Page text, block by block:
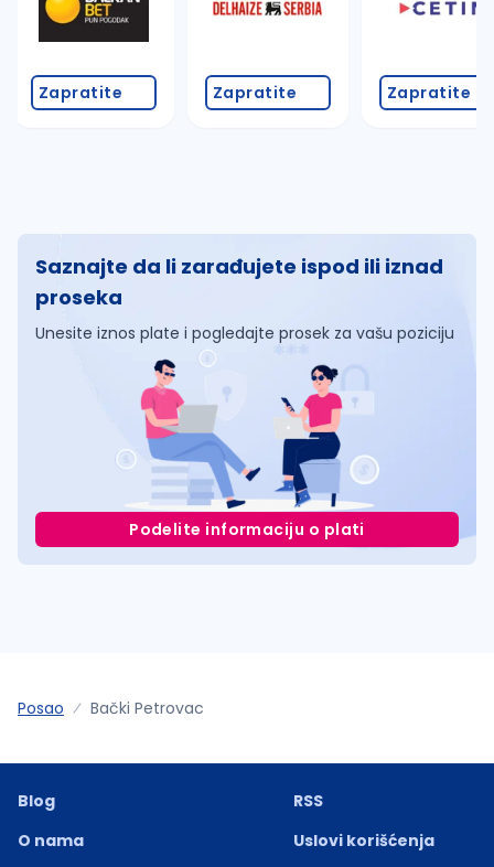
Zapratite Zapratite Zapratite
Saznajte da li zarađujete ispod ili iznad
proseka
Unesite iznos plate i pogledajte prosek za vašu poziciju
Podelite informaciju o plati
Posao Bački Petrovac
Blog
O nama
RSS
Uslovi korišćenja